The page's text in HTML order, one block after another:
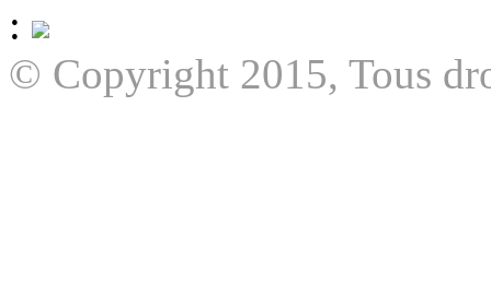
:
© Copyright 2015, Tous